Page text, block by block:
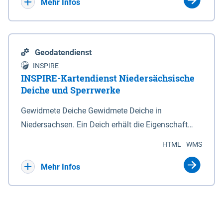
Mehr Infos
Geodatendienst
INSPIRE
INSPIRE-Kartendienst Niedersächsische
Deiche und Sperrwerke
Gewidmete Deiche Gewidmete Deiche in
Niedersachsen. Ein Deich erhält die Eigenschaft
Deichbehörde durch Verordnung ausspricht. Für
WMS
HTML
Mehr Infos